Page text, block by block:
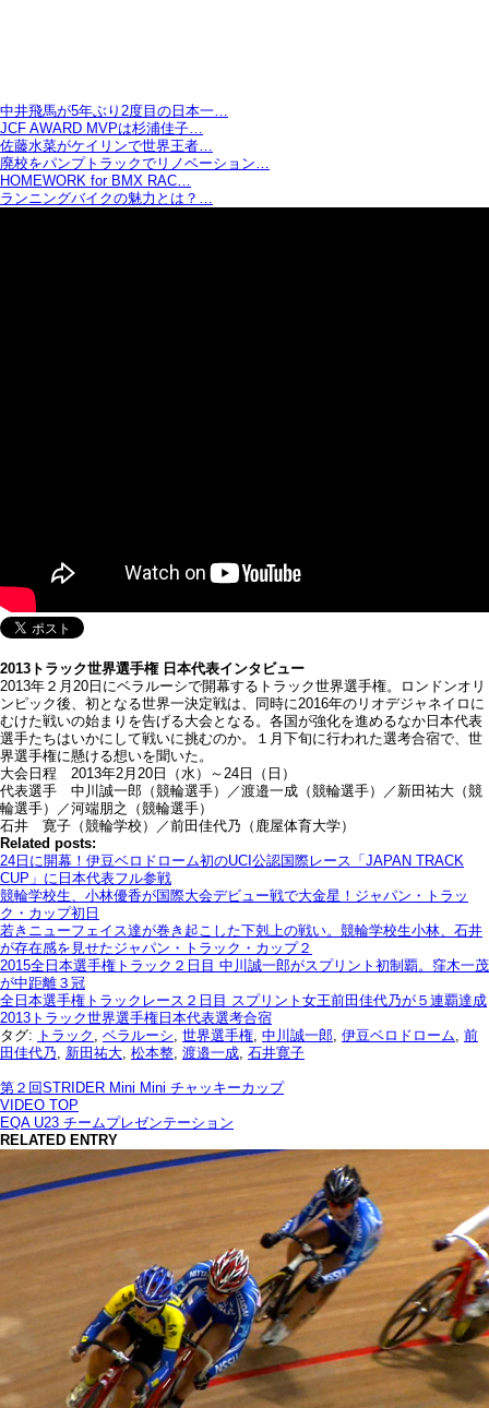
中井飛馬が5年ぶり2度目の日本一…
JCF AWARD MVPは杉浦佳子…
佐藤水菜がケイリンで世界王者…
廃校をパンプトラックでリノベーション…
HOMEWORK for BMX RAC…
ランニングバイクの魅力とは？…
2013トラック世界選手権 日本代表インタビュー
2013年２月20日にベラルーシで開幕するトラック世界選手権。ロンドンオリ
ンピック後、初となる世界一決定戦は、同時に2016年のリオデジャネイロに
むけた戦いの始まりを告げる大会となる。各国が強化を進めるなか日本代表
選手たちはいかにして戦いに挑むのか。１月下旬に行われた選考合宿で、世
界選手権に懸ける想いを聞いた。
大会日程 2013年2月20日（水）～24日（日）
代表選手 中川誠一郎（競輪選手）／渡邉一成（競輪選手）／新田祐大（競
輪選手）／河端朋之（競輪選手）
石井 寛子（競輪学校）／前田佳代乃（鹿屋体育大学）
Related posts:
24日に開幕！伊豆ベロドローム初のUCI公認国際レース「JAPAN TRACK
CUP」に日本代表フル参戦
競輪学校生、小林優香が国際大会デビュー戦で大金星！ジャパン・トラッ
ク・カップ初日
若きニューフェイス達が巻き起こした下剋上の戦い。競輪学校生小林、石井
が存在感を見せたジャパン・トラック・カップ２
2015全日本選手権トラック２日目 中川誠一郎がスプリント初制覇。窪木一茂
が中距離３冠
全日本選手権トラックレース２日目 スプリント女王前田佳代乃が５連覇達成
2013トラック世界選手権日本代表選考合宿
タグ: トラック ベラルーシ 世界選手権 中川誠一郎 伊豆ベロドローム 前
田佳代乃
新田祐大 松本整 渡邉一成 石井寛子
第２回STRIDER Mini Mini チャッキーカップ
VIDEO TOP
EQA U23 チームプレゼンテーション
RELATED ENTRY